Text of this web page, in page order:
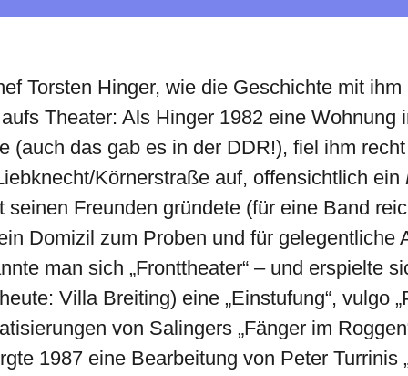
Torsten Hinger, wie die Geschichte mit ihm
Theater: Als Hinger 1982 eine Wohnung
(auch das gab es in der DDR!), fiel ihm
Körnerstraße auf, offensichtlich ein
seinen Freunden gründete (für eine Band
Domizil zum Proben und für gelegentliche
man sich „Fronttheater“ – und erspielte
Villa Breiting) eine „Einstufung“, vulgo
von Salingers „Fänger im
1987 eine Bearbeitung von Peter Turrinis